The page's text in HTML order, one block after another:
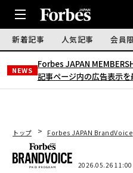
新着記事 人気記事 会員
NEWS
Forbes JAPAN
記事ページ内の広告表示
トップ Forbes JAPAN BrandVoice
2026.05.26 11:00